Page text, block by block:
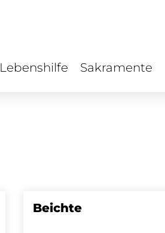
Lebenshilfe Sakramente
Beichte